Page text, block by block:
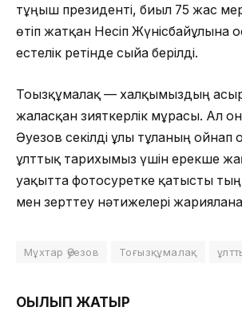
тұңғыш президенті, биыл 75 жас
өтіп жатқан Несіп Жүнісбайұлына
естелік ретінде сыйға берілді.
Тоғызқұмалақ — халқымыздың
жалғасқан зияткерлік мұрасы. Ал
Әуезов секілді ұлы тұлғаның ойнап
ұлттық тарихымыз үшін ерекше
уақытта фотосуретке қатысты тың
мен зерттеу нәтижелері
Мұхтар Әуезов Тоғызқұмалақ
ОҚЫЛЫП ЖАТЫР